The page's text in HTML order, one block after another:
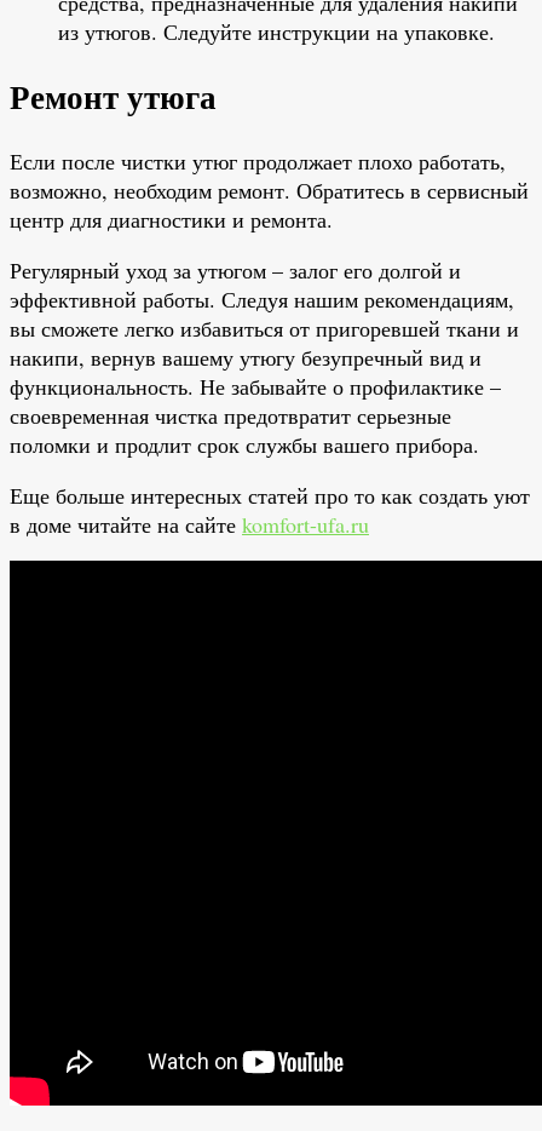
из утюгов. Следуйте инструкции на упаковке.
Ремонт утюга
Если после чистки утюг продолжает плохо работать,
возможно, необходим ремонт. Обратитесь в сервисный
центр для диагностики и ремонта.
Регулярный уход за утюгом – залог его долгой и
эффективной работы. Следуя нашим рекомендациям,
вы сможете легко избавиться от пригоревшей ткани и
накипи, вернув вашему утюгу безупречный вид и
функциональность. Не забывайте о профилактике –
своевременная чистка предотвратит серьезные
поломки и продлит срок службы вашего прибора.
Еще больше интересных статей про то как создать уют
в доме читайте на сайте komfort-ufa.ru